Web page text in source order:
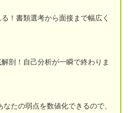
！書類選考から面接まで幅広く
剖！自己分析が一瞬で終わりま
たの弱点を数値化できるので、